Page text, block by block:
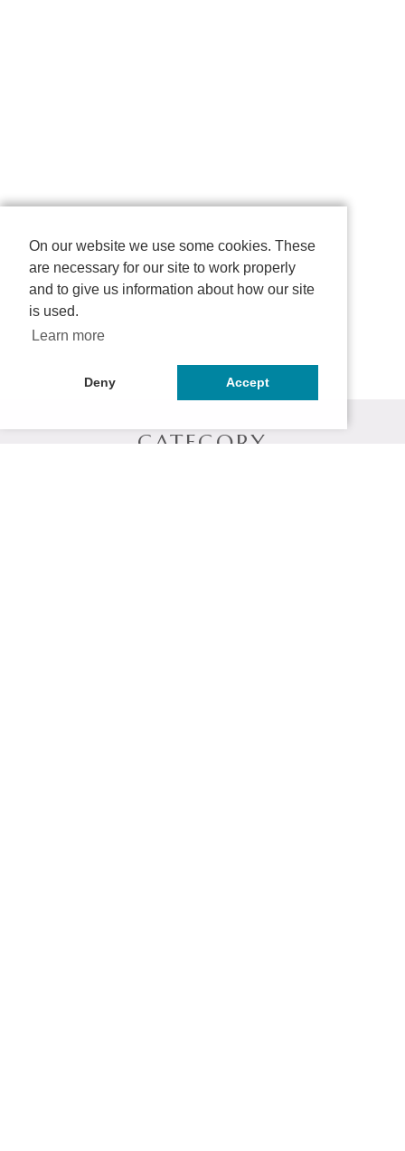
CATEGORY
On our website we use some cookies. These
are necessary for our site to work properly
and to give us information about how our site
is used.
Learn more
Deny Accept